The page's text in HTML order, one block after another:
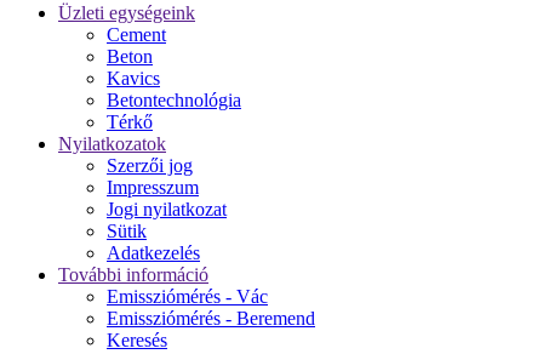
Üzleti egységeink
Cement
Beton
Kavics
Betontechnológia
Térkő
Nyilatkozatok
Szerzői jog
Impresszum
Jogi nyilatkozat
Sütik
Adatkezelés
További információ
Emissziómérés - Vác
Emissziómérés - Beremend
Keresés